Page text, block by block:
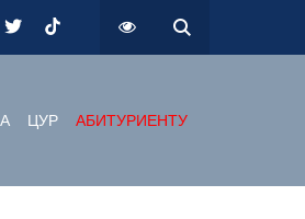
ЦУР АБИТУРИЕНТУ